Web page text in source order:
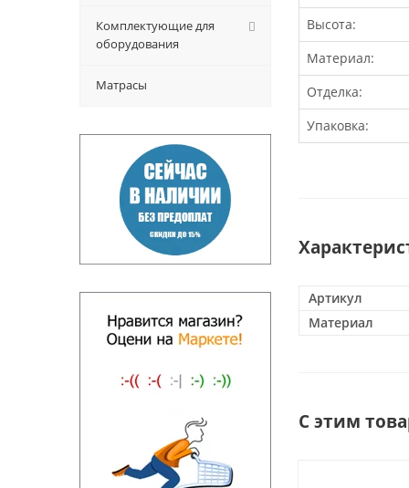
Высота:
Материал:
Отделка:
Упаковка:
Артикул
Материал
С этим
Комплектующие для
оборудования
Матрасы